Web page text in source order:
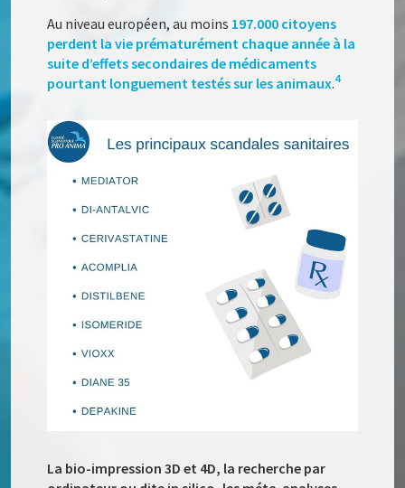
Au niveau européen, au moins 197.000 citoyens
perdent la vie prématurément chaque année à la
suite d’effets secondaires de médicaments
pourtant longuement testés sur les animaux.4
La bio-impression 3D et 4D, la recherche par